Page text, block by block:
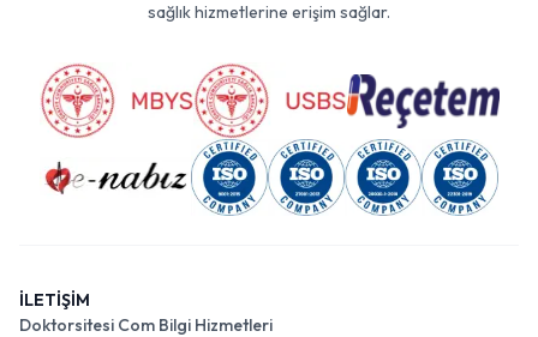
sağlık hizmetlerine erişim sağlar.
İLETİŞİM
Doktorsitesi Com Bilgi Hizmetleri